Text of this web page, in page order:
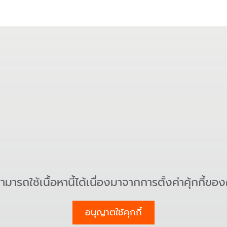
มารถใช้เนื้อหานี้ได้เนื่องมาจากการตั้งค่าคุ้กกี้ข
อนุญาตใช้คุกกี้